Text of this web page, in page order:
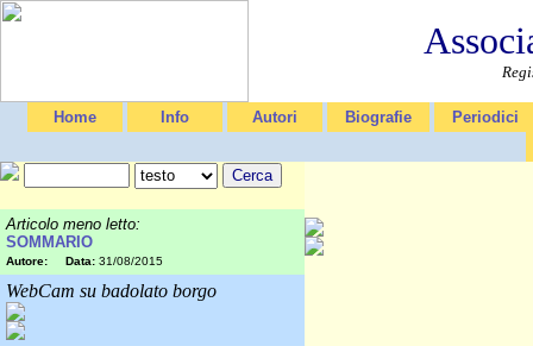
Home Info Autori Biografie Periodici
Articolo meno letto:
SOMMARIO
Autore: Data: 31/08/2015
WebCam su badolato borgo